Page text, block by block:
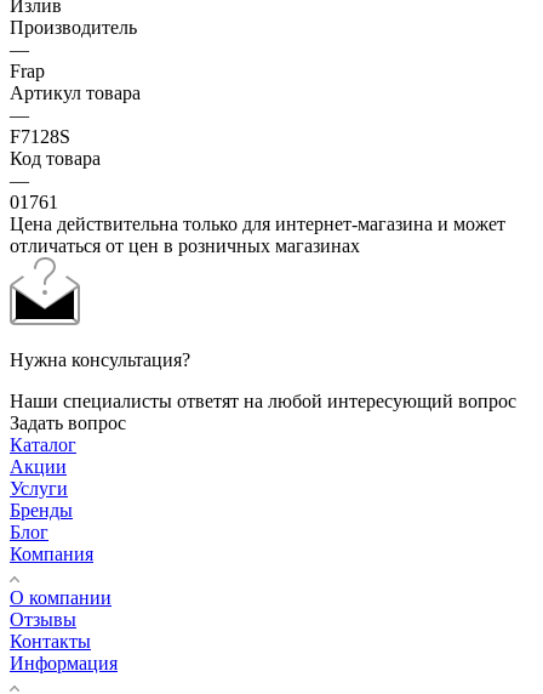
Излив
Производитель
—
Frap
Артикул товара
—
F7128S
Код товара
—
01761
Цена действительна только для интернет-магазина и может
отличаться от цен в розничных магазинах
Нужна консультация?
Наши специалисты ответят на любой интересующий вопрос
Задать вопрос
Каталог
Акции
Услуги
Бренды
Блог
Компания
О компании
Отзывы
Контакты
Информация